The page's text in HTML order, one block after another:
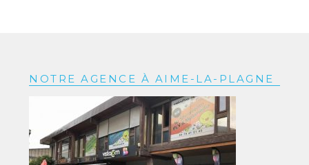
NOTRE AGENCE À AIME-LA-PLAGNE